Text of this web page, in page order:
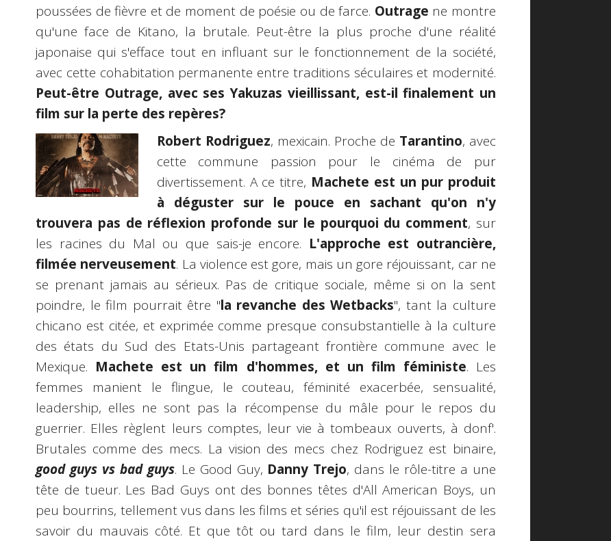
poussées de fièvre et de moment de poésie ou de farce. Outrage ne montre
qu'une face de Kitano, la brutale. Peut-être la plus proche d'une réalité
japonaise qui s'efface tout en influant sur le fonctionnement de la société,
avec cette cohabitation permanente entre traditions séculaires et modernité.
Peut-être Outrage, avec ses Yakuzas vieillissant, est-il finalement un
film sur la perte des repères?
Robert Rodriguez, mexicain. Proche de Tarantino, avec
cette commune passion pour le cinéma de pur
divertissement. A ce titre, Machete est un pur produit
à déguster sur le pouce en sachant qu'on n'y
trouvera pas de réflexion profonde sur le pourquoi du comment, sur
les racines du Mal ou que sais-je encore. L'approche est outrancière,
filmée nerveusement. La violence est gore, mais un gore réjouissant, car ne
se prenant jamais au sérieux. Pas de critique sociale, même si on la sent
poindre, le film pourrait être "la revanche des Wetbacks", tant la culture
chicano est citée, et exprimée comme presque consubstantielle à la culture
des états du Sud des Etats-Unis partageant frontière commune avec le
Mexique. Machete est un film d'hommes, et un film féministe. Les
femmes manient le flingue, le couteau, féminité exacerbée, sensualité,
leadership, elles ne sont pas la récompense du mâle pour le repos du
guerrier. Elles règlent leurs comptes, leur vie à tombeaux ouverts, à donf'.
Brutales comme des mecs. La vision des mecs chez Rodriguez est binaire,
good guys vs bad guys. Le Good Guy, Danny Trejo, dans le rôle-titre a une
tête de tueur. Les Bad Guys ont des bonnes têtes d'All American Boys, un
peu bourrins, tellement vus dans les films et séries qu'il est réjouissant de les
savoir du mauvais côté. Et que tôt ou tard dans le film, leur destin sera